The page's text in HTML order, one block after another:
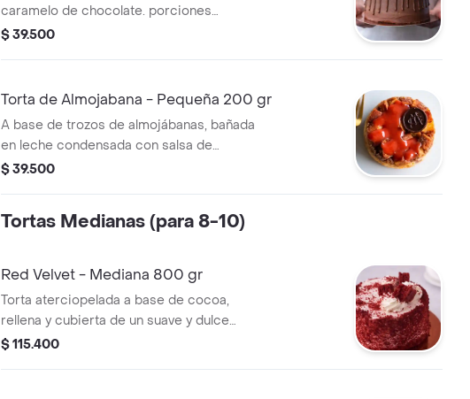
caramelo de chocolate. porciones
sugeridas: 1-3.
$ 39.500
Torta de Almojabana - Pequeña 200 gr
A base de trozos de almojábanas, bañada
en leche condensada con salsa de
guayaba. porciones sugeridas: 1-2.
$ 39.500
Tortas Medianas (para 8-10)
Red Velvet - Mediana 800 gr
Torta aterciopelada a base de cocoa,
rellena y cubierta de un suave y dulce
frosting de queso crema dulce y migas
$ 115.400